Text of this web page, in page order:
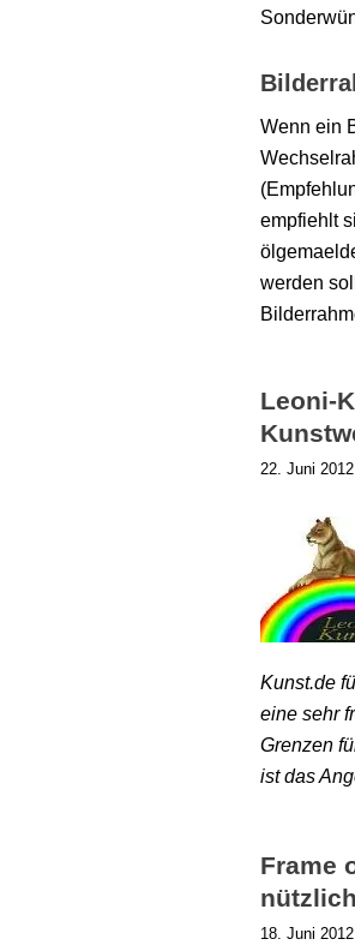
Wenn ein
empfiehlt
werden
Leoni-
22. Juni 2012
Kunst.de
eine sehr
Grenzen
ist das
Frame
18. Juni 2012